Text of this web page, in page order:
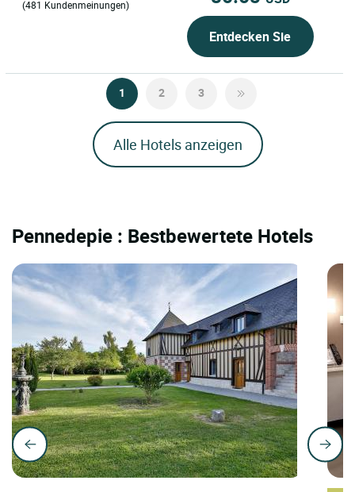
(481 Kundenmeinungen)
Entdecken Sie
1 2 3
Alle Hotels anzeigen
Pennedepie : Bestbewertete Hotels